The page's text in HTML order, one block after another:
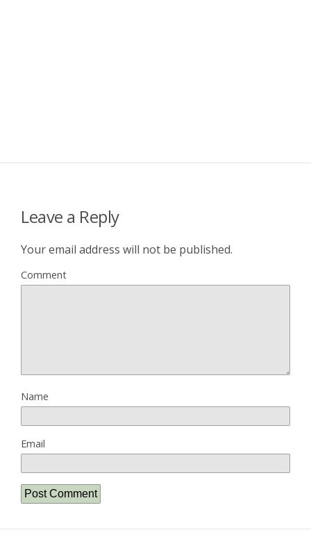
Leave a Reply
Your email address will not be published.
Comment
Name
Email